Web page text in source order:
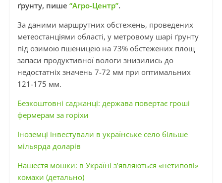
ґрунту, пише “Агро-Центр”.
За даними маршрутних обстежень, проведених
метеостанціями області, у метровому шарі ґрунту
під озимою пшеницею на 73% обстежених площ
запаси продуктивної вологи знизились до
недостатніх значень 7-72 мм при оптимальних
121-175 мм.
Безкоштовні саджанці: держава повертає гроші
фермерам за горіхи
Іноземці інвестували в українське село більше
мільярда доларів
Нашестя мошки: в Україні з’являються «нетипові»
комахи (детально)